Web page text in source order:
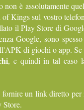
è assolutamente
Kings sul vostro
il Play Store di
Google, sono
di giochi o app.
, e quindi in tal caso
un link diretto
Store.